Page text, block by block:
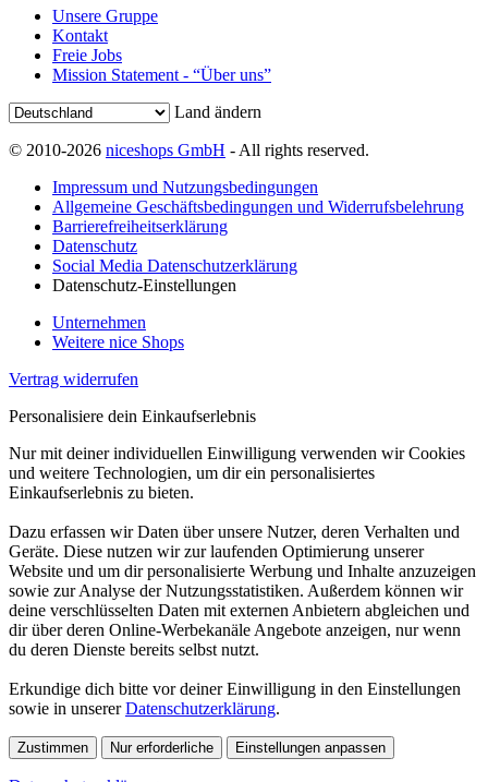
Unsere Gruppe
Kontakt
Freie Jobs
Mission Statement - “Über uns”
Land ändern
© 2010-2026 niceshops GmbH - All rights reserved.
Impressum und Nutzungsbedingungen
Allgemeine Geschäftsbedingungen und Widerrufsbelehrung
Barrierefreiheitserklärung
Datenschutz
Social Media Datenschutzerklärung
Datenschutz-Einstellungen
Unternehmen
Weitere nice Shops
Vertrag widerrufen
Personalisiere dein Einkaufserlebnis
Nur mit deiner individuellen Einwilligung verwenden wir Cookies
und weitere Technologien, um dir ein personalisiertes
Einkaufserlebnis zu bieten.
Dazu erfassen wir Daten über unsere Nutzer, deren Verhalten und
Geräte. Diese nutzen wir zur laufenden Optimierung unserer
Website und um dir personalisierte Werbung und Inhalte anzuzeigen
sowie zur Analyse der Nutzungsstatistiken. Außerdem können wir
deine verschlüsselten Daten mit externen Anbietern abgleichen und
dir über deren Online-Werbekanäle Angebote anzeigen, nur wenn
du deren Dienste bereits selbst nutzt.
Erkundige dich bitte vor deiner Einwilligung in den Einstellungen
sowie in unsererDatenschutzerklärung.
Zustimmen Nur erforderliche Einstellungen anpassen